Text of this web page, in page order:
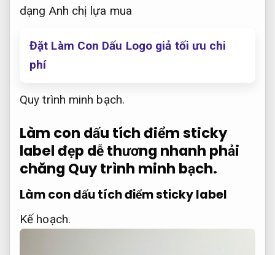
dạng Anh chị lựa mua
Đặt Làm Con Dấu Logo giả tối ưu chi
phí
Quy trình minh bạch.
Làm con dấu tích điểm sticky
label đẹp dễ thương nhanh phải
chăng Quy trình minh bạch.
Làm con dấu tích điểm sticky label
Kế hoạch.